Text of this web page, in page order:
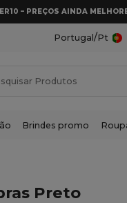
– PREÇOS AINDA
Portugal /Pt
Brindes promo
Preto